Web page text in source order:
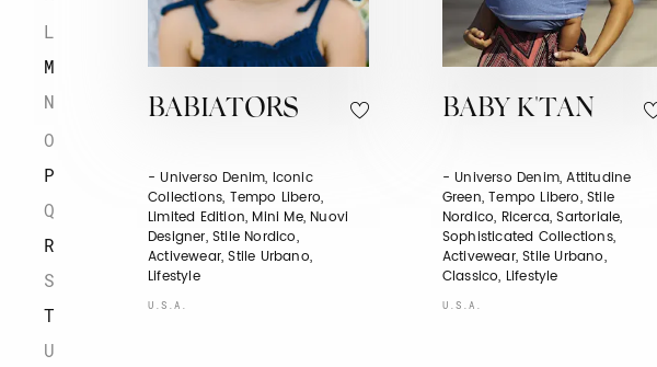
L
M
N
O
P
Q
R
S
T
U
BABIATORS
- Universo Denim, Iconic
Collections, Tempo Libero,
Limited Edition, Mini Me, Nuovi
Designer, Stile Nordico,
Activewear, Stile Urbano,
Lifestyle
U.S.A.
BABY K'TAN
- Universo Denim, Attitudine
Green, Tempo Libero, Stile
Nordico, Ricerca, Sartoriale,
Sophisticated Collections,
Activewear, Stile Urbano,
Classico, Lifestyle
U.S.A.